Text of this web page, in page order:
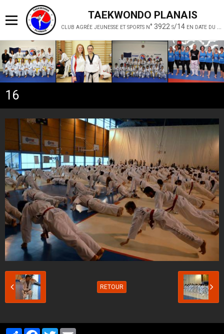
TAEKWONDO PLANAIS
16
RETOUR
PartagerFacebook
Twitter